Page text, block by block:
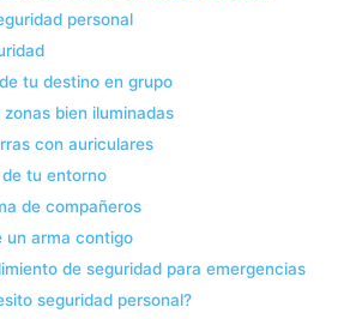
personal
tu destino en grupo
bien iluminadas
con auriculares
tu entorno
de compañeros
un arma contigo
de seguridad para emergencias
seguridad personal?